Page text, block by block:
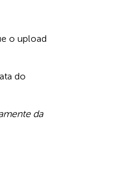
o upload
do
da